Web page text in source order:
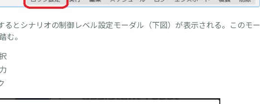
るとシナリオの制御レベル設定モーダル（下図）が表示される。このモー
む。